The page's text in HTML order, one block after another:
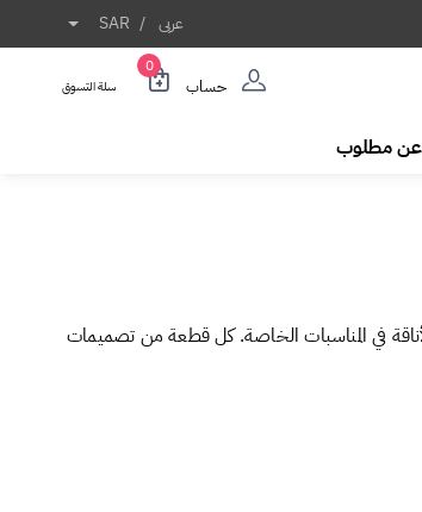
عربى /
SAR
حساب
0
سلة التسوق
مطلوب
في المناسبات الخاصة. كل قطعة من تصميمات